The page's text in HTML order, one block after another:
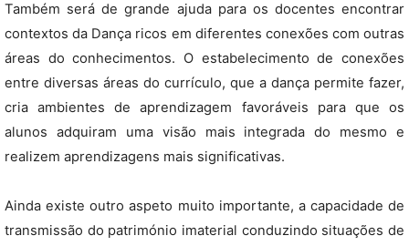
Também será de grande ajuda para os docentes encontrar
contextos da Dança ricos em diferentes conexões com outras
áreas do conhecimentos. O estabelecimento de conexões
entre diversas áreas do currículo, que a dança permite fazer,
cria ambientes de aprendizagem favoráveis para que os
alunos adquiram uma visão mais integrada do mesmo e
realizem aprendizagens mais significativas.
Ainda existe outro aspeto muito importante, a capacidade de
transmissão do património imaterial conduzindo situações de